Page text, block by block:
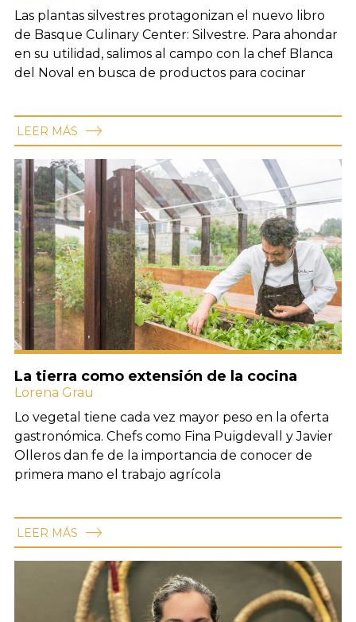
Las plantas silvestres protagonizan el nuevo libro
de Basque Culinary Center: Silvestre. Para ahondar
en su utilidad, salimos al campo con la chef Blanca
del Noval en busca de productos para cocinar
LEER MÁS
La tierra como extensión de la cocina
Lorena Grau
Lo vegetal tiene cada vez mayor peso en la oferta
gastronómica. Chefs como Fina Puigdevall y Javier
Olleros dan fe de la importancia de conocer de
primera mano el trabajo agrícola
LEER MÁS